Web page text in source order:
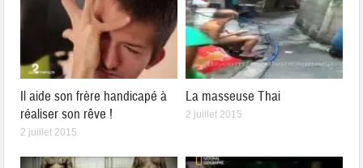
Il aide son frère handicapé à
réaliser son rêve !
2 juillet 2015
La masseuse Thai
2 juillet 2015